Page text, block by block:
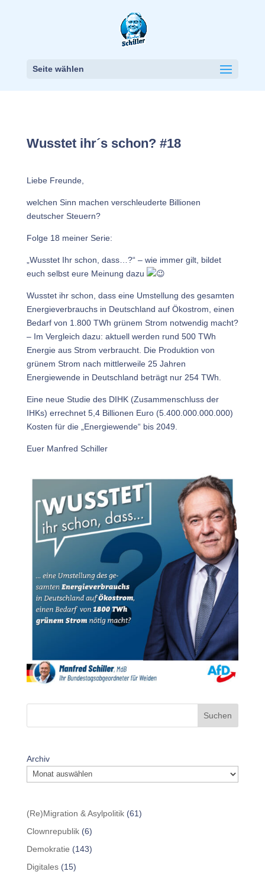
Seite wählen
Wusstet ihr´s schon? #18
Liebe Freunde,
welchen Sinn machen verschleuderte Billionen
deutscher Steuern?
Folge 18 meiner Serie:
„Wusstet Ihr schon, dass…?“ – wie immer gilt, bildet
euch selbst eure Meinung dazu
Wusstet ihr schon, dass eine Umstellung des gesamten
Energieverbrauchs in Deutschland auf Ökostrom, einen
Bedarf von 1.800 TWh grünem Strom notwendig macht?
– Im Vergleich dazu: aktuell werden rund 500 TWh
Energie aus Strom verbraucht. Die Produktion von
grünem Strom nach mittlerweile 25 Jahren
Energiewende in Deutschland beträgt nur 254 TWh.
Eine neue Studie des DIHK (Zusammenschluss der
IHKs) errechnet 5,4 Billionen Euro (5.400.000.000.000)
Kosten für die „Energiewende“ bis 2049.
Euer Manfred Schiller
Suchen
Archiv
(Re)Migration & Asylpolitik(61)
Clownrepublik(6)
Demokratie (143)
Digitales(15)